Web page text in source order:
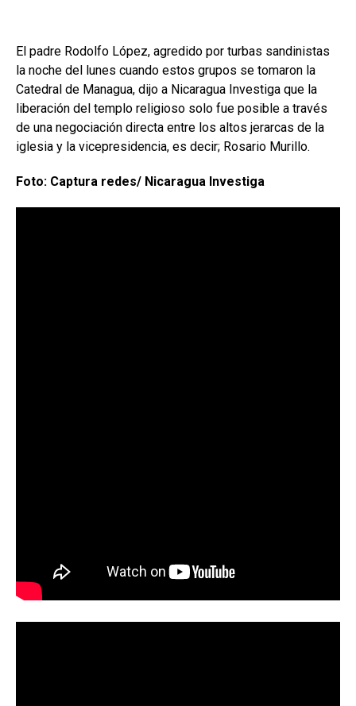
El padre Rodolfo López, agredido por turbas sandinistas
la noche del lunes cuando estos grupos se tomaron la
Catedral de Managua, dijo a Nicaragua Investiga que la
liberación del templo religioso solo fue posible a través
de una negociación directa entre los altos jerarcas de la
iglesia y la vicepresidencia, es decir; Rosario Murillo.
Foto: Captura redes/ Nicaragua Investiga